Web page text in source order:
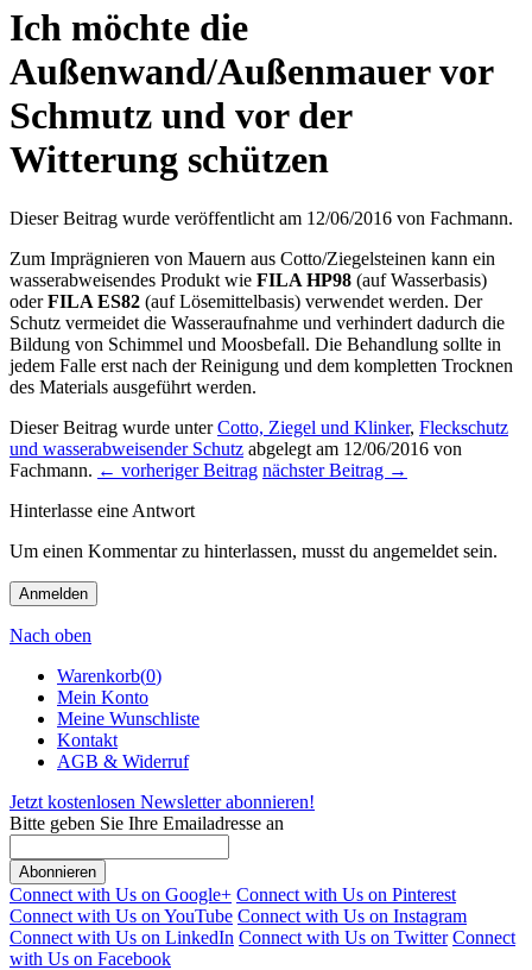
Ich möchte die
Außenwand/Außenmauer vor
Schmutz und vor der
Witterung schützen
Dieser Beitrag wurde veröffentlicht am 12/06/2016 von Fachmann.
Zum Imprägnieren von Mauern aus Cotto/Ziegelsteinen kann ein
wasserabweisendes Produkt wie FILA HP98 (auf Wasserbasis)
oderFILA ES82 (auf Lösemittelbasis) verwendet werden. Der
Schutz vermeidet die Wasseraufnahme und verhindert dadurch die
Bildung von Schimmel und Moosbefall. Die Behandlung sollte in
jedem Falle erst nach der Reinigung und dem kompletten Trocknen
des Materials ausgeführt werden.
Dieser Beitrag wurde unterCotto, Ziegel und Klinker, Fleckschutz
und wasserabweisender Schutz abgelegt am 12/06/2016 von
Fachmann. ← vorheriger Beitrag nächster Beitrag →
Hinterlasse eine Antwort
Um einen Kommentar zu hinterlassen, musst du angemeldet sein.
Anmelden
Nach oben
Warenkorb(0)
Mein Konto
Meine Wunschliste
Kontakt
AGB & Widerruf
Jetzt kostenlosen Newsletter abonnieren!
Bitte geben Sie Ihre Emailadresse an
Abonnieren
Connect with Us on Google+ Connect with Us on Pinterest
Connect with Us on YouTube Connect with Us on Instagram
Connect with Us on LinkedIn Connect with Us on Twitter Connect
with Us on Facebook